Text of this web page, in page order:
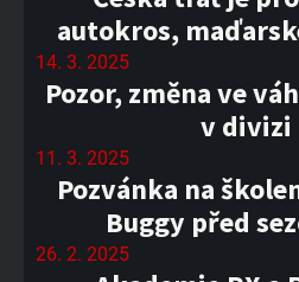
autokros,
14. 3. 2025
Pozor, změna ve
v divizi
11. 3. 2025
Pozvánka na
Buggy před
26. 2. 2025